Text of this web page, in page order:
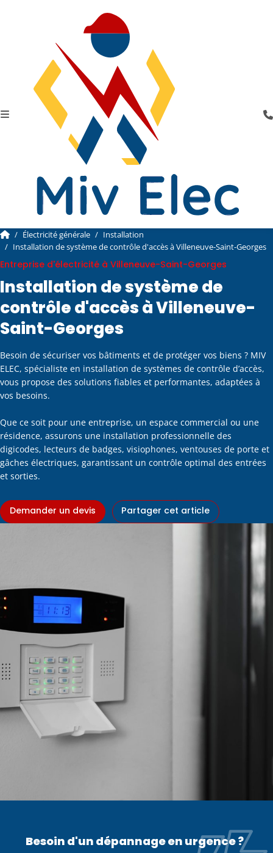
Électricité générale
Installation
Installation de système de contrôle d'accès à Villeneuve-Saint-Georges
Installation de système de
contrôle d'accès à Villeneuve-
Saint-Georges
Entreprise d'électricité à Villeneuve-Saint-Georges
Besoin de sécuriser vos bâtiments et de protéger vos biens ? MIV
ELEC, spécialiste en installation de systèmes de contrôle d’accès,
vous propose des solutions fiables et performantes, adaptées à
vos besoins.
Que ce soit pour une entreprise, un espace commercial ou une
résidence, assurons une installation professionnelle des
digicodes, lecteurs de badges, visiophones, ventouses de porte et
gâches électriques, garantissant un contrôle optimal des entrées
et sorties.
Demander un devis Partager cet article
Besoin d'un dépannage en urgence ?